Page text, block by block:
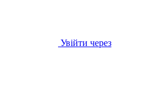
Увійти через